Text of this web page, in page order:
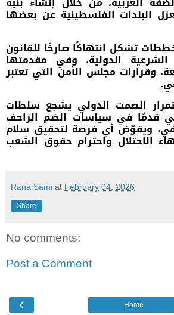
البلدات الفلسطينية عن بعضها
تشكل انتهاكًا صارخًا للقانون
الشرعية الدولية، وفي مقدمتها
وقرارات مجلس الأمن التي تعتبر
الصمت الدولي يشجع سلطات
قدمًا في سياسات الضم الزاحف
ويقوّض أي فرصة لتحقيق سلام
الاحتلال واحترام حقوق الشعب
Rana Sami at February 04, 2026
Share
No comments:
Post a Comment
‹ Home